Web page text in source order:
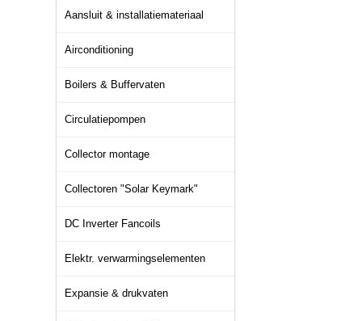
Aansluit & installatiemateriaal
Airconditioning
Boilers & Buffervaten
Circulatiepompen
Collector montage
Collectoren "Solar Keymark"
DC Inverter Fancoils
Elektr. verwarmingselementen
Expansie & drukvaten